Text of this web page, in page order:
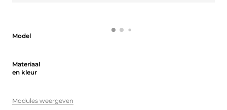
Model
Materiaal
en kleur
Modules weergeven